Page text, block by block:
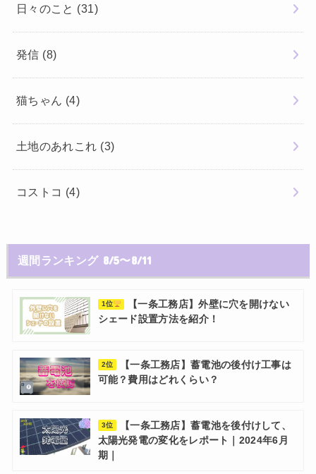
日々のこと (31)
発信 (8)
猫ちゃん (4)
土地のあれこれ (3)
コストコ (4)
週間ランキング 8/5〜8/11
1位
【一条工務店】外壁に穴を開けない
シェード設置方法を紹介！
2位
【一条工務店】蓄電池の後付け工事は
可能？費用はどれくらい？
3位
【一条工務店】蓄電池を後付けして、
太陽光発電の変化をレポート｜2024年6月
期｜